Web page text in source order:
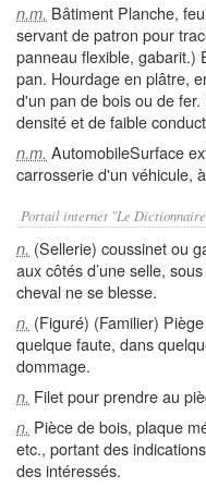
n.m. Bâtiment Planche,
servant de patron pour
panneau flexible, gabarit.)
pan. Hourdage en plâtre,
d'un pan de bois ou de
densité et de faible
n.m. AutomobileSurface
carrosserie d'un véhicule,
Portail internet "Le
n. (Sellerie) coussinet ou
aux côtés d’une selle,
cheval ne se blesse.
n. (Figuré) (Familier)
quelque faute, dans
dommage.
n. Filet pour prendre au
n. Pièce de bois, plaque
etc., portant des
des intéressés.